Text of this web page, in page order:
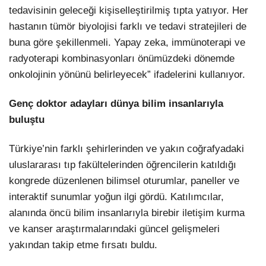
tedavisinin geleceği kişiselleştirilmiş tıpta yatıyor. Her
hastanın tümör biyolojisi farklı ve tedavi stratejileri de
buna göre şekillenmeli. Yapay zeka, immünoterapi ve
radyoterapi kombinasyonları önümüzdeki dönemde
onkolojinin yönünü belirleyecek” ifadelerini kullanıyor.
Genç doktor adayları dünya bilim insanlarıyla
buluştu
Türkiye’nin farklı şehirlerinden ve yakın coğrafyadaki
uluslararası tıp fakültelerinden öğrencilerin katıldığı
kongrede düzenlenen bilimsel oturumlar, paneller ve
interaktif sunumlar yoğun ilgi gördü. Katılımcılar,
alanında öncü bilim insanlarıyla birebir iletişim kurma
ve kanser araştırmalarındaki güncel gelişmeleri
yakından takip etme fırsatı buldu.